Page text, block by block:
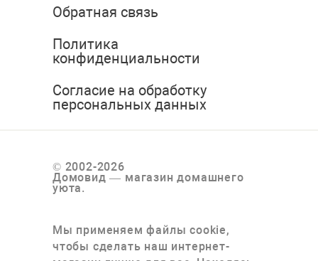
Обратная связь
Политика
конфиденциальности
Согласие на обработку
персональных данных
© 2002-2026
Домовид — магазин домашнего
уюта.
Мы применяем файлы cookie,
чтобы сделать наш интернет-